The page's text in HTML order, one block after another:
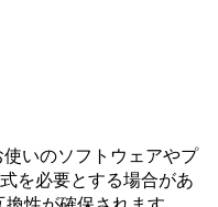
いのソフトウェアやプ
を必要とする場合があ